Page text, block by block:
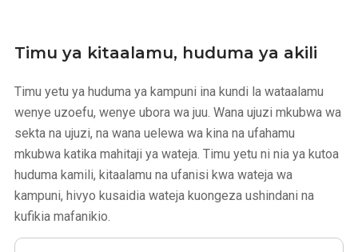
Timu ya kitaalamu, huduma ya akili
Timu yetu ya huduma ya kampuni ina kundi la wataalamu
wenye uzoefu, wenye ubora wa juu. Wana ujuzi mkubwa wa
sekta na ujuzi, na wana uelewa wa kina na ufahamu
mkubwa katika mahitaji ya wateja. Timu yetu ni nia ya kutoa
huduma kamili, kitaalamu na ufanisi kwa wateja wa
kampuni, hivyo kusaidia wateja kuongeza ushindani na
kufikia mafanikio.